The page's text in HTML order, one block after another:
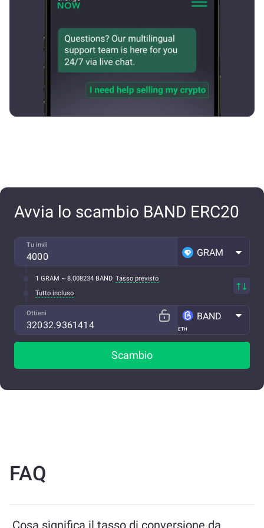
Avvia lo scambio BAND ERC20
Tu invii
GRAM
1 GRAM ~ 8.008234 BAND Tasso previsto
Tutto incluso
Ottieni
ETH
BAND
Scambio
FAQ